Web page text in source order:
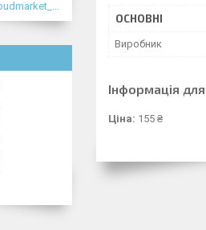
ОСНОВНІ
Виробник
Інформація
Ціна: 155 ₴